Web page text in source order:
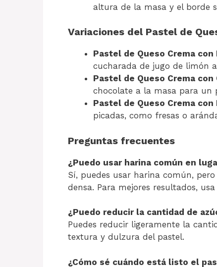
altura de la masa y el borde
Variaciones del Pastel de
Pastel de Queso Crema con
cucharada de jugo de limón
Pastel de Queso Crema con
chocolate a la masa para un
Pastel de Queso Crema con
picadas, como fresas o
Preguntas frecuentes
¿Puedo usar harina común en
Sí, puedes usar harina común,
densa. Para mejores resultados,
¿Puedo reducir la cantidad de
Puedes reducir ligeramente la
textura y dulzura del pastel.
¿Cómo sé cuándo está listo el